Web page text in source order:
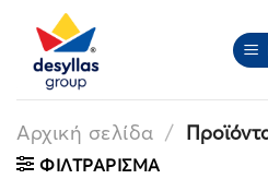
Μετάβαση
περιεχόμενο
Αρχική σελίδα /
ΦΙΛΤΡΆΡΙΣΜΑ